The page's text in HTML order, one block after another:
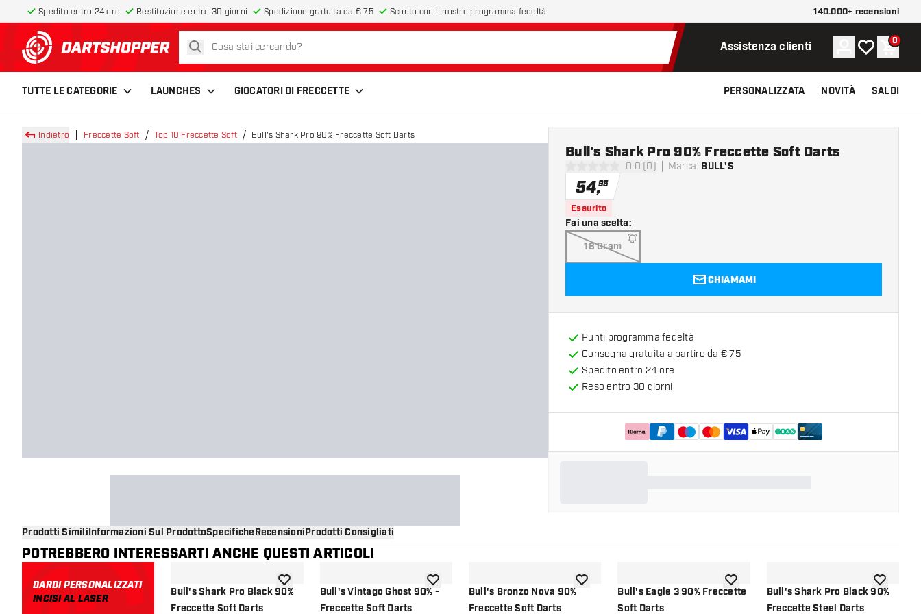
Spedito entro 24 ore Restituzione entro 30 giorni Spedizione gratuita da € 75 Sconto con il nostro programma fedeltà 140.000+ recensioni
torna alla home page
cerca Assistenza clienti Account
La mia lista
0
TUTTE LE CATEGORIE LAUNCHES GIOCATORI DI FRECCETTE PERSONALIZZATA NOVITÀ SALDI
Indietro Freccette Soft Top 10 Freccette Soft Bull's Shark Pro 90% Freccette Soft Darts
0 stelle di valutazione
0.0 (0) Marca: BULL'S
Bull's Shark Pro 90% Freccette Soft Darts
54,95
Esaurito
Fai una scelta:
18 Gram
CHIAMAMI
Punti programma fedeltà
Consegna gratuita a partire da € 75
Spedito entro 24 ore
Reso entro 30 giorni
Prodotti SimiliInformazioni Sul ProdottoSpecificheRecensioniProdotti Consigliati
POTREBBERO INTERESSARTI ANCHE QUESTI ARTICOLI
DARDI PERSONALIZZATI
INCISI AL LASER
Bull's Shark Pro Black 90%
Freccette Soft Darts
aggiungi alla lista dei desideri
Bull's Vintago Ghost 90% -
Freccette Soft Darts
aggiungi alla lista dei desideri
Bull's Bronzo Nova 90%
Freccette Soft Darts
aggiungi alla lista dei desideri
Bull's Eagle 3 90% Freccette
Soft Darts
aggiungi alla lista dei desideri
Bull's Shark Pro Black 90%
Freccette Steel Darts
aggiungi